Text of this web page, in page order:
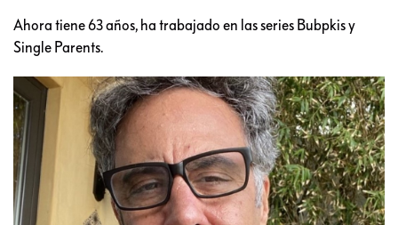
Ahora tiene 63 años, ha trabajado en las series Bubpkis y
Single Parents.